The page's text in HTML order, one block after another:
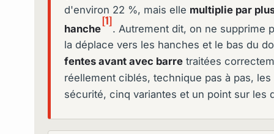
d'environ 22 %, mais elle multiplie par
hanche
[1]
. Autrement dit, on ne supprime
la déplace vers les hanches et le bas du
fentes avant avec barretraitées
réellement ciblés, technique pas à pas,
sécurité, cinq variantes et un point sur les